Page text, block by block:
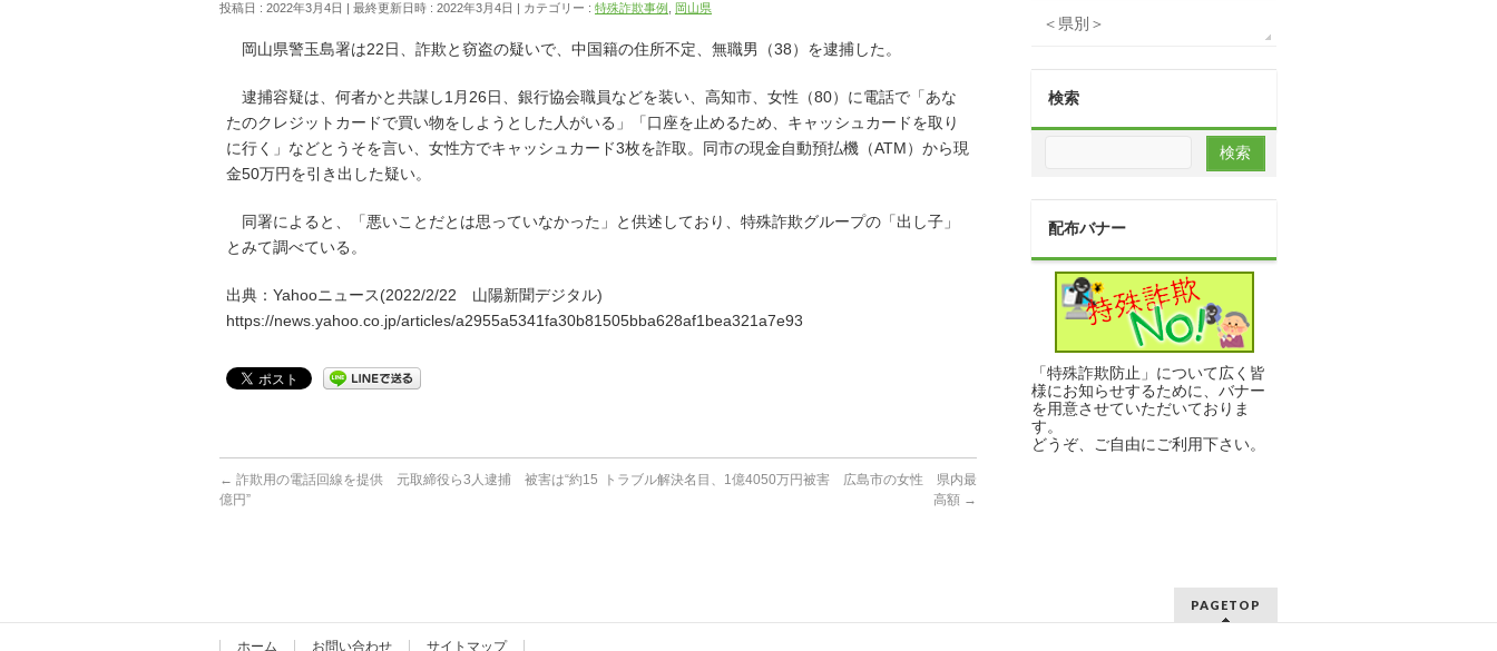
投稿日 : 2022年3月4日 最終更新日時 : 2022年3月4日 カテゴリー : 特殊詐欺事例 岡山県
岡山県警玉島署は22日、詐欺と窃盗の疑いで、中国籍の住所不定、無職男（38）を逮捕した。
逮捕容疑は、何者かと共謀し1月26日、銀行協会職員などを装い、高知市、女性（80）に電話で「あな
たのクレジットカードで買い物をしようとした人がいる」「口座を止めるため、キャッシュカードを取り
に行く」などとうそを言い、女性方でキャッシュカード3枚を詐取。同市の現金自動預払機（ATM）から現
金50万円を引き出した疑い。
同署によると、「悪いことだとは思っていなかった」と供述しており、特殊詐欺グループの「出し子」
とみて調べている。
出典：Yahooニュース(2022/2/22 山陽新聞デジタル)
https://news.yahoo.co.jp/articles/a2955a5341fa30b81505bba628af1bea321a7e93
← 詐欺用の電話回線を提供 元取締役ら3人逮捕 被害は“約15
億円”
トラブル解決名目、1億4050万円被害 広島市の女性 県内最
高額 →
＜県別＞
検索
配布バナー
「特殊詐欺防止」について広く皆
様にお知らせするために、バナー
を用意させていただいておりま
す。
どうぞ、ご自由にご利用下さい。
PAGETOP
ホーム お問い合わせ サイトマップ